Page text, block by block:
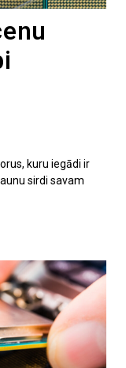
kuru iegādi ir
sirdi savam